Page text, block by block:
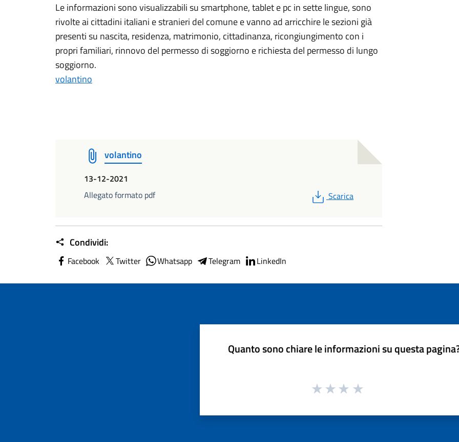
Le informazioni sono visualizzabili su smartphone, tablet e pc in sette lingue, sono
rivolte ai cittadini italiani e stranieri del comune e vanno ad arricchire le sezioni già
presenti su nascita, residenza, matrimonio, cittadinanza, ricongiungimento con i
propri familiari, rinnovo del permesso di soggiorno e richiesta del permesso di lungo
soggiorno.
volantino
volantino
13-12-2021
Allegato formato pdf
PDF
Scarica
Condividi:
Facebook Twitter Whatsapp Telegram LinkedIn
Quanto sono chiare le informazioni su questa